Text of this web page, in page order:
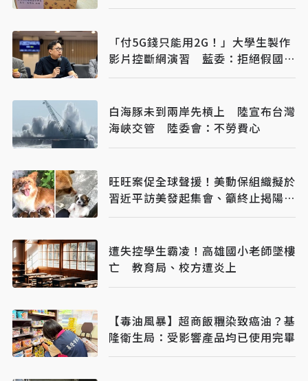
「付5G錢只能用2G！」大學生製作
影片控斷網演習 藍委：拒絕假國安
假警報
白海豚未到兩岸先槓上 陸宣布台灣
海峽交管 陸委會：不勞費心
旺旺案促全球聲援！美動保組織擬於
習近平訪美發起集會、籲終止揭陽姐
妹市
遭失控學生霸凌！高雄國小老師墜樓
亡 教育局、校方遭炎上
【毒油風暴】超商飯糰染致癌油？基
隆衛生局：受影響產品均已使用完畢